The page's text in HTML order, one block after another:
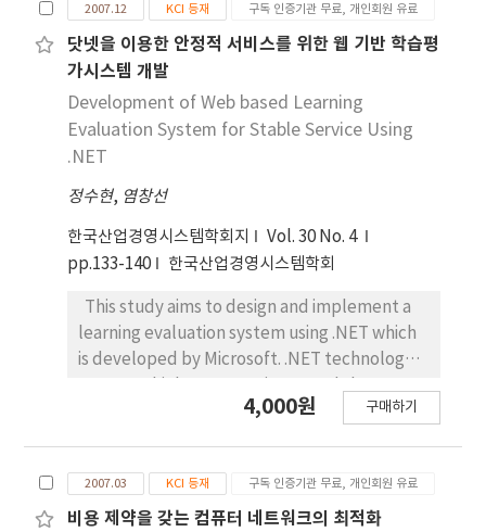
2007.12 KCI 등재 구독 인증기관 무료, 개인회원 유료
닷넷을 이용한 안정적 서비스를 위한 웹 기반 학습평
가시스템 개발
Development of Web based Learning
Evaluation System for Stable Service Using
.NET
정수현, 염창선
한국산업경영시스템학회지
Vol. 30 No. 4
pp.133-140
한국산업경영시스템학회
This study aims to design and implement a
learning evaluation system using .NET which
is developed by Microsoft. .NET technology
technology. The learning evaluation system is
4,000원 구매하기
2007.03 KCI 등재 구독 인증기관 무료, 개인회원 유료
비용 제약을 갖는 컴퓨터 네트워크의 최적화